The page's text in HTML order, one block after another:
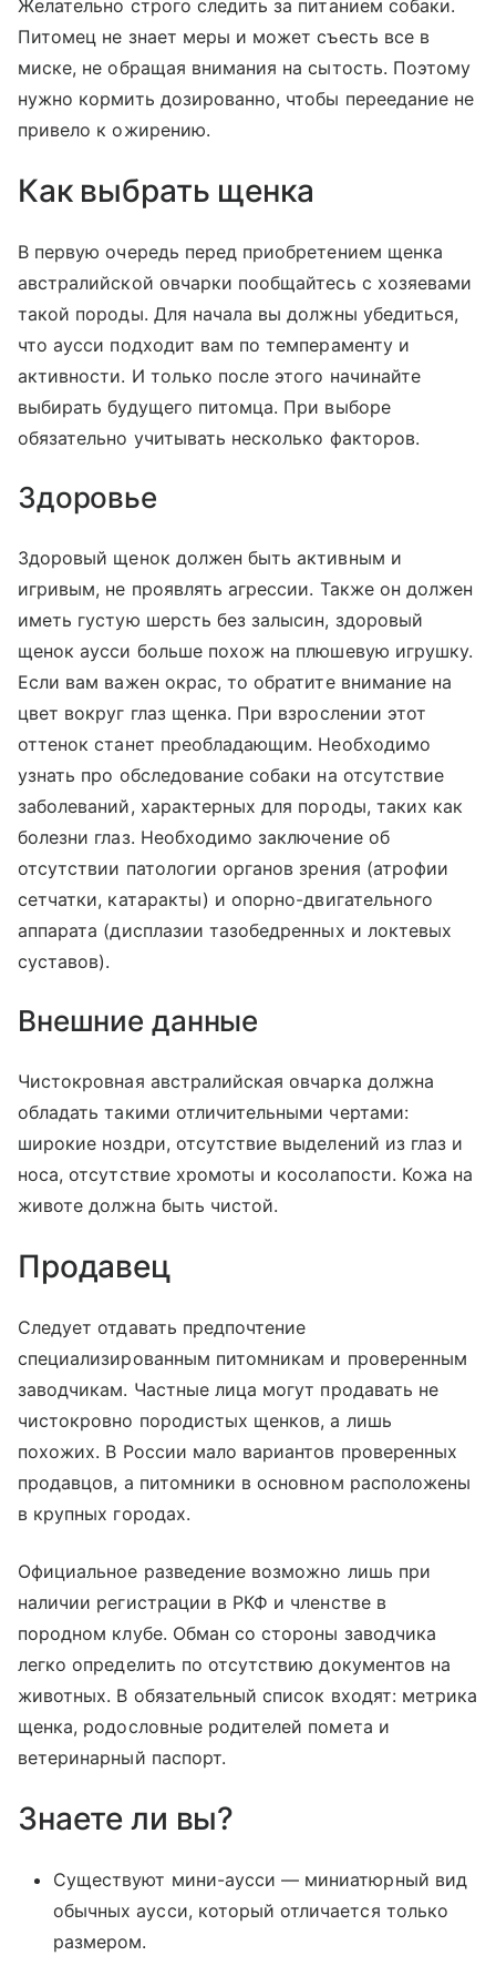
Желательно строго следить за питанием собаки.
Питомец не знает меры и может съесть все в
миске, не обращая внимания на сытость. Поэтому
нужно кормить дозированно, чтобы переедание не
привело к ожирению.
Как выбрать щенка
В первую очередь перед приобретением щенка
австралийской овчарки пообщайтесь с хозяевами
такой породы. Для начала вы должны убедиться,
что аусси подходит вам по темпераменту и
активности. И только после этого начинайте
выбирать будущего питомца. При выборе
обязательно учитывать несколько факторов.
Здоровье
Здоровый щенок должен быть активным и
игривым, не проявлять агрессии. Также он должен
иметь густую шерсть без залысин, здоровый
щенок аусси больше похож на плюшевую игрушку.
Если вам важен окрас, то обратите внимание на
цвет вокруг глаз щенка. При взрослении этот
оттенок станет преобладающим. Необходимо
узнать про обследование собаки на отсутствие
заболеваний, характерных для породы, таких как
болезни глаз. Необходимо заключение об
отсутствии патологии органов зрения (атрофии
сетчатки, катаракты) и опорно-двигательного
аппарата (дисплазии тазобедренных и локтевых
суставов).
Внешние данные
Чистокровная австралийская овчарка должна
обладать такими отличительными чертами:
широкие ноздри, отсутствие выделений из глаз и
носа, отсутствие хромоты и косолапости. Кожа на
животе должна быть чистой.
Продавец
Следует отдавать предпочтение
специализированным питомникам и проверенным
заводчикам. Частные лица могут продавать не
чистокровно породистых щенков, а лишь
похожих. В России мало вариантов проверенных
продавцов, а питомники в основном расположены
в крупных городах.
Официальное разведение возможно лишь при
наличии регистрации в РКФ и членстве в
породном клубе. Обман со стороны заводчика
легко определить по отсутствию документов на
животных. В обязательный список входят: метрика
щенка, родословные родителей помета и
ветеринарный паспорт.
Знаете ли вы?
Существуют мини-аусси — миниатюрный вид
обычных аусси, который отличается только
размером.